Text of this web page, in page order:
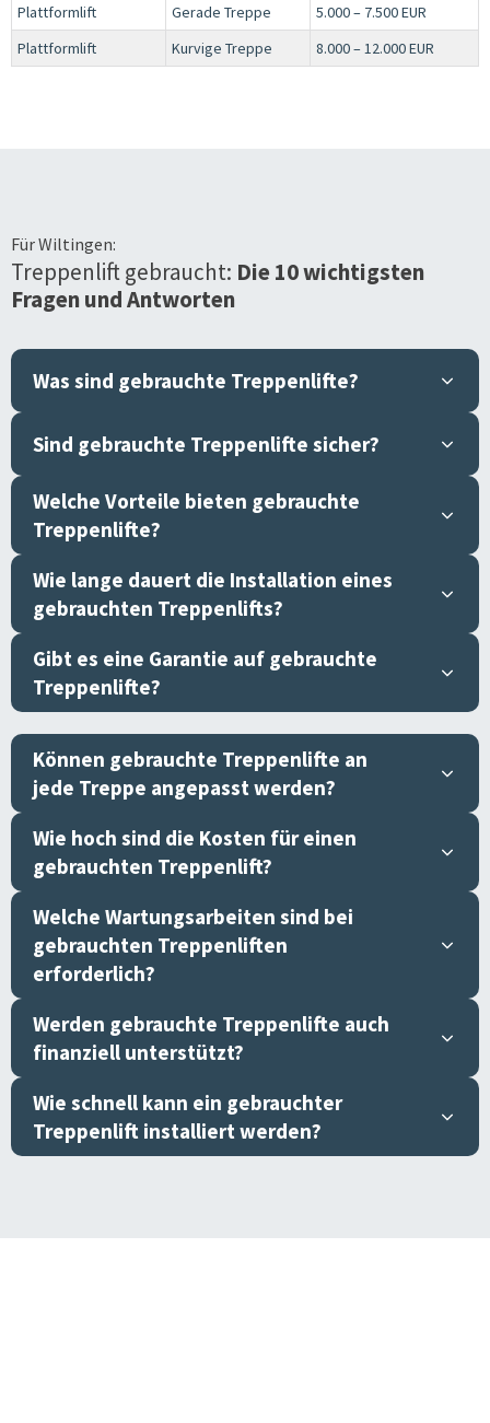
Plattformlift
Gerade Treppe
5.000 – 7.500 EUR
Plattformlift
Kurvige Treppe 8.000 – 12.000 EUR
FürWiltingen:
Treppenlift gebraucht: Die 10 wichtigsten
Fragen und Antworten
Was sind gebrauchte Treppenlifte?
Sind gebrauchte Treppenlifte sicher?
Welche Vorteile bieten gebrauchte
Treppenlifte?
Wie lange dauert die Installation eines
gebrauchten Treppenlifts?
Gibt es eine Garantie auf gebrauchte
Treppenlifte?
Können gebrauchte Treppenlifte an
jede Treppe angepasst werden?
Wie hoch sind die Kosten für einen
gebrauchten Treppenlift?
Welche Wartungsarbeiten sind bei
gebrauchten Treppenliften
erforderlich?
Werden gebrauchte Treppenlifte auch
finanziell unterstützt?
Wie schnell kann ein gebrauchter
Treppenlift installiert werden?